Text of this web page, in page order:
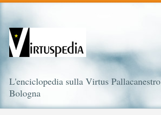
L'enciclopedia sulla Virtus Pallacanestro
Bologna